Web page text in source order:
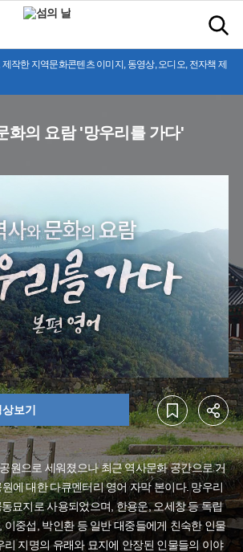
작한 지역문화콘텐츠 이미지, 동영상, 오디오, 전자책 제
화의 요람 '망우리를 가다'
원으로 세워졌으나 최근 역사문화 공간으로 거
에 대한 다큐멘터리 영어 자막 본이다. 망우리
묘지로 사용되었으며, 한용운, 오세창 등 독립
이중섭, 박인환 등 일반 대중들에게 친숙한 인물
리 지명의 유래와 묘지에 안장된 인물들의 이야
보기